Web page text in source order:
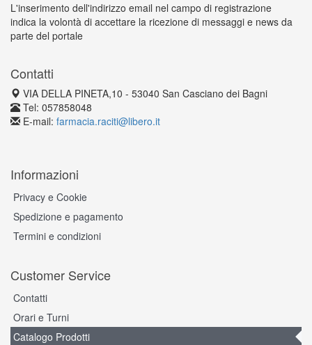
L'inserimento dell'indirizzo email nel campo di registrazione
indica la volontà di accettare la ricezione di messaggi e news da
parte del portale
Contatti
VIA DELLA PINETA,10 - 53040 San Casciano dei Bagni
Tel: 057858048
E-mail: farmacia.raciti@libero.it
Informazioni
Privacy e Cookie
Spedizione e pagamento
Termini e condizioni
Customer Service
Contatti
Orari e Turni
Catalogo Prodotti